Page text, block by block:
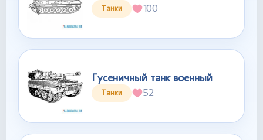
Танки 100
Гусеничный танк военный
Танки 52